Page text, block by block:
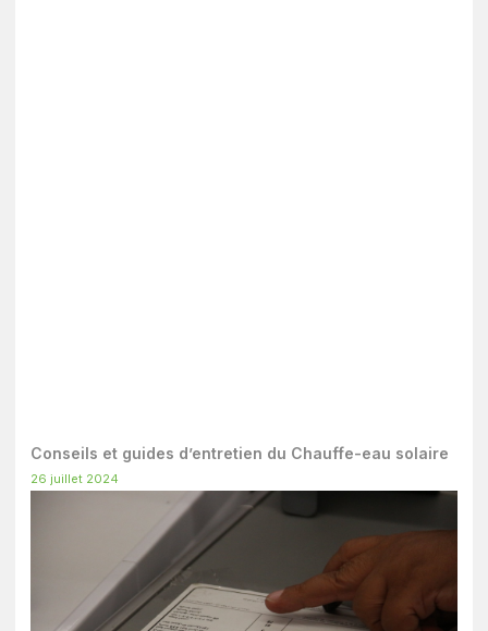
Conseils et guides d’entretien du Chauffe-eau solaire
26 juillet 2024